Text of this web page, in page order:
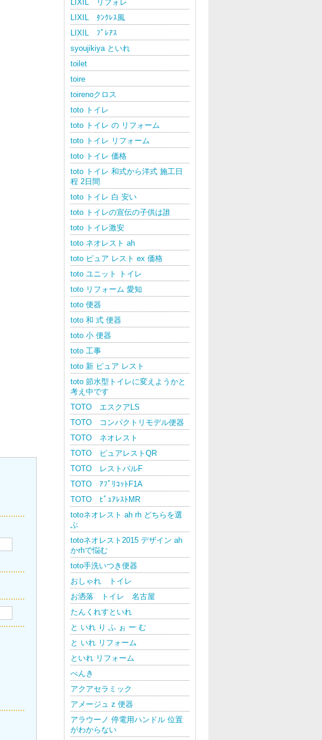
LIXIL リフォレ
LIXIL ﾀﾝｸﾚｽ風
LIXIL ﾌﾟﾚｱｽ
syoujikiya といれ
toilet
toire
toirenoクロス
toto トイレ
toto トイレ の リフォーム
toto トイレ リフォーム
toto トイレ 価格
toto トイレ 和式から洋式 施工日
程 2日間
toto トイレ 白 安い
toto トイレの宣伝の子供は誰
toto トイレ激安
toto ネオレスト ah
toto ピュア レスト ex 価格
toto ユニット トイレ
toto リフォーム 愛知
toto 便器
toto 和 式 便器
toto 小 便器
toto 工事
toto 新 ピュア レスト
toto 節水型トイレに変えようかと
考え中です
TOTO エスクアLS
TOTO コンパクトリモデル便器
TOTO ネオレスト
TOTO ピュアレストQR
TOTO レストパルF
TOTO ｱﾌﾟﾘｺｯﾄF1A
TOTO ﾋﾟｭｱﾚｽﾄMR
totoネオレスト ah rh どちらを選
ぶ
totoネオレスト2015 デザイン ah
かrhで悩む
toto手洗いつき便器
おしゃれ トイレ
お洒落 トイレ 名古屋
たんくれすといれ
と いれ り ふ ぉ ー む
と いれ リフォーム
といれ リフォーム
べんき
アクアセラミック
アメージュ z 便器
アラウーノ 停電用ハンドル 位置
がわからない